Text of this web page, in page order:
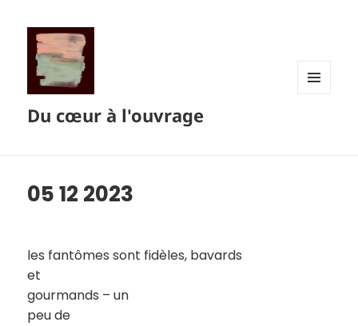
Du cœur à l'ouvrage
05 12 2023
les fantômes sont fidèles, bavards
et
gourmands – un
peu de